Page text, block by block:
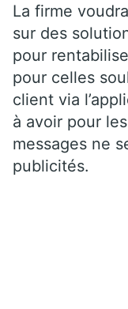
La firme
sur des
pour
pour celles
client via
à avoir pour
messages ne
publicités.